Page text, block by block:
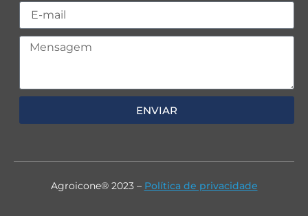
ENVIAR
Agroicone® 2023 – Política de privacidade